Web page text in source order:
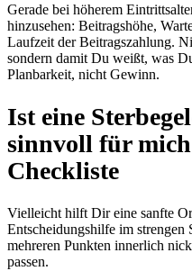
Gerade bei höherem
hinzusehen: Beitragshöhe,
Laufzeit der Beitragszahlung.
sondern damit Du weißt, was
Planbarkeit, nicht Gewinn.
Ist eine
sinnvoll für
Checkliste
Vielleicht hilft Dir eine sanfte
Entscheidungshilfe im strengen
mehreren Punkten innerlich
passen.